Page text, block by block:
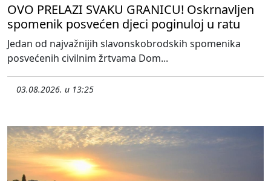
OVO PRELAZI SVAKU GRANICU! Oskrnavljen
spomenik posvećen djeci poginuloj u ratu
Jedan od najvažnijih slavonskobrodskih spomenika
posvećenih civilnim žrtvama Dom...
03.08.2026. u 13:25